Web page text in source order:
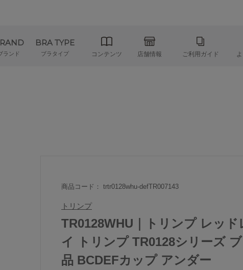
ランド
BRA TYPE
ブラタイプ コンテンツ 店舗情報 ご利用ガイド
商品コード： trtr0128whu-defTR007143
トリンプ
TR0128WHU｜トリンプ レッ
イ トリンプ TR0128シリーズ
品 BCDEFカップ アンダー